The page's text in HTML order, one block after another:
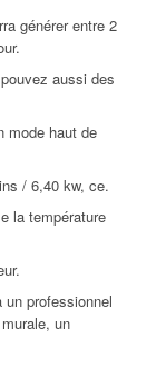
générer entre 2
aussi des
mode haut de
/ 6,40 kw, ce.
la température
professionnel
un